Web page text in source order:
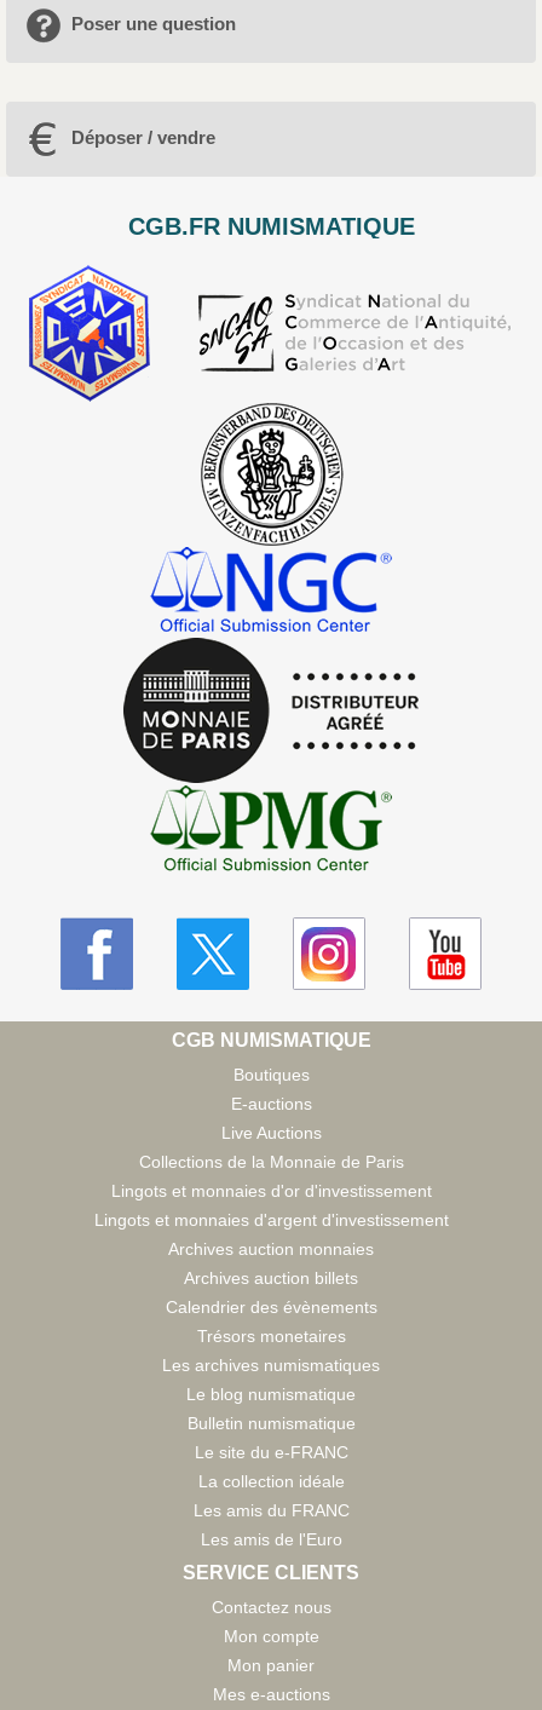
Poser une question
Déposer / vendre
CGB.FR NUMISMATIQUE
CGB NUMISMATIQUE
Boutiques
E-auctions
Live Auctions
Collections de la Monnaie de Paris
Lingots et monnaies d'or d'investissement
Lingots et monnaies d'argent d'investissement
Archives auction monnaies
Archives auction billets
Calendrier des évènements
Trésors monetaires
Les archives numismatiques
Le blog numismatique
Bulletin numismatique
Le site du e-FRANC
La collection idéale
Les amis du FRANC
Les amis de l'Euro
SERVICE CLIENTS
Contactez nous
Mon compte
Mon panier
Mes e-auctions